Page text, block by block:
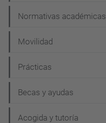
Normativas académicas
Movilidad
Prácticas
Becas y ayudas
Acogida y tutoría